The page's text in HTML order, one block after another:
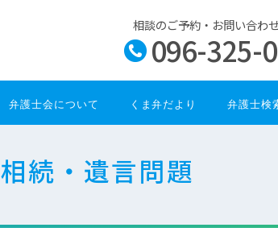
相談のご予約・お問い合わ
096-325-
弁護士会について くま弁だより 弁護士検
相続・遺言問題